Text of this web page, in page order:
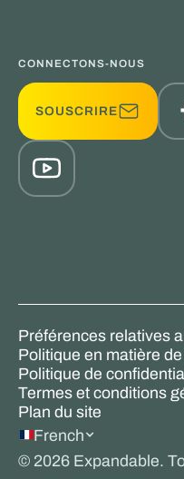
CONNECTONS-NOUS
SOUSCRIRE
Préférences relatives
Politique en matière
Politique de
Termes et conditions
Plan du site
French
© 2026 Expandable.